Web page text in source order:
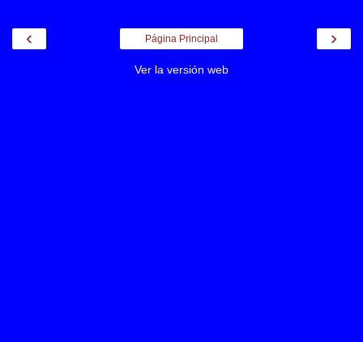
‹ ›
Página Principal
Ver la versión web